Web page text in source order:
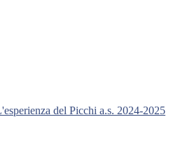
del Picchi a.s. 2024-2025